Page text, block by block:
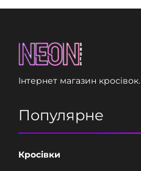
Інтернет магазин кросівок.
Популярне
Кросівки